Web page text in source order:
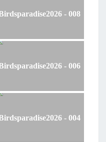
- 008
- 006
- 004